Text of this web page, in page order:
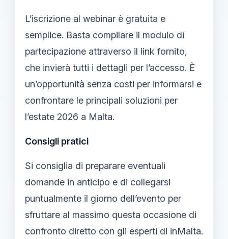
L’iscrizione al webinar è gratuita e
semplice. Basta compilare il modulo di
partecipazione attraverso il link fornito,
che invierà tutti i dettagli per l’accesso. È
un’opportunità senza costi per informarsi e
confrontare le principali soluzioni per
l’estate 2026 a Malta.
Consigli pratici
Si consiglia di preparare eventuali
domande in anticipo e di collegarsi
puntualmente il giorno dell’evento per
sfruttare al massimo questa occasione di
confronto diretto con gli esperti di inMalta.